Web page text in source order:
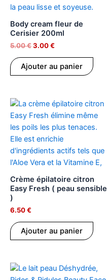
Body cream fleur de
Cerisier 200ml
5.00€3.00€
Ajouter au panier
Crème épilatoire citron
Easy Fresh ( peau sensible
)
6.50€
Ajouter au panier